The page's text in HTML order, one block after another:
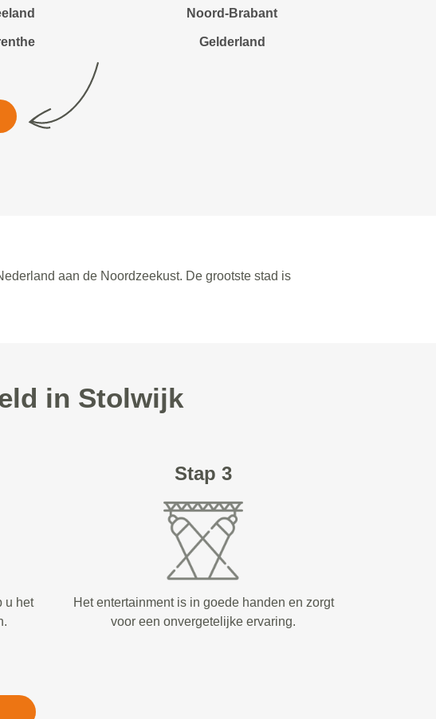
Noord-Brabant
Gelderland
aan de Noordzeekust. De grootste stad is
in Stolwijk
u het
Stap 3
Het entertainment is in goede handen en zorgt
voor een onvergetelijke ervaring.